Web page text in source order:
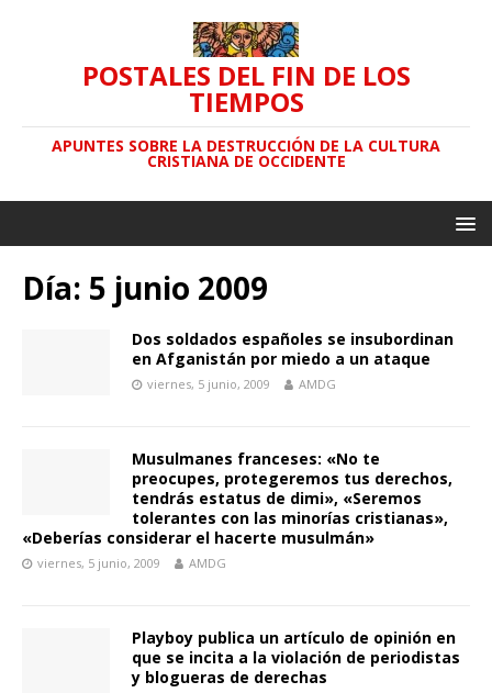
POSTALES DEL FIN DE LOS
TIEMPOS
APUNTES SOBRE LA DESTRUCCIÓN DE LA CULTURA
CRISTIANA DE OCCIDENTE
Día: 5 junio 2009
Dos soldados españoles se insubordinan
en Afganistán por miedo a un ataque
viernes, 5 junio, 2009 AMDG
Musulmanes franceses: «No te
preocupes, protegeremos tus derechos,
tendrás estatus de dimi», «Seremos
tolerantes con las minorías cristianas»,
«Deberías considerar el hacerte musulmán»
viernes, 5 junio, 2009 AMDG
Playboy publica un artículo de opinión en
que se incita a la violación de periodistas
y blogueras de derechas